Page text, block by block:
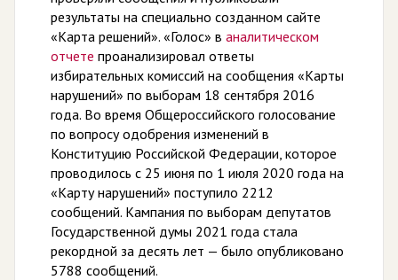
результаты на специально созданном сайте
«Карта решений». «Голос» в аналитическом
отчете проанализировал ответы
избирательных комиссий на сообщения «Карты
нарушений» по выборам 18 сентября 2016
года. Во время Общероссийского голосование
по вопросу одобрения изменений в
Конституцию Российской Федерации, которое
проводилось с 25 июня по 1 июля 2020 года на
«Карту нарушений» поступило 2212
сообщений. Кампания по выборам депутатов
Государственной думы 2021 года стала
рекордной за десять лет — было опубликовано
5788 сообщений.